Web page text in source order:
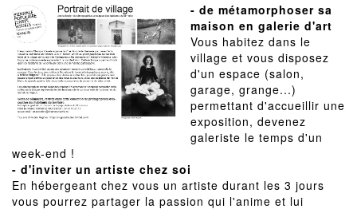
- de métamorphoser sa
maison en galerie d'art
Vous habitez dans le
village et vous disposez
d'un espace (salon,
garage, grange...)
permettant d'accueillir une
exposition, devenez
galeriste le temps d'un
week-end !
- d'inviter un artiste chez soi
En hébergeant chez vous un artiste durant les 3 jours
vous pourrez partager la passion qui l'anime et lui